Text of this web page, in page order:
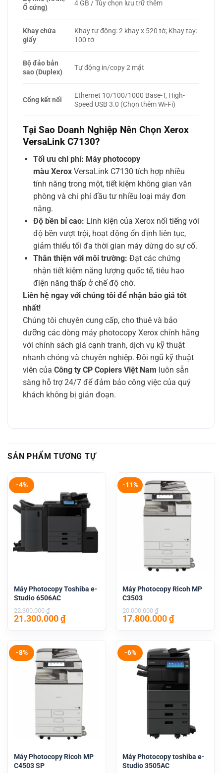
Ổ cứng)
4 GB / Tùy chọn lưu trữ thêm
Khay chứa
giấy
Khay tự động: 2 khay x 520 tờ; Khay tay:
100 tờ
Bộ đảo bản
sao (Duplex)
Tự động in/copy 2 mặt
Cổng kết nối
Ethernet 10/100/1000 Base-T, High-
Speed USB 3.0 (Chọn thêm Wi-Fi)
Tại Sao Doanh Nghiệp Nên Chọn Xerox
VersaLink C7130?
Tối ưu chi phí: Máy photocopy
màu XeroxVersaLink C7130 tích hợp nhiều
tính năng trong một, tiết kiệm không gian văn
phòng và chi phí đầu tư nhiều loại máy đơn
năng.
Độ bền bỉ cao: Linh kiện của Xerox nổi tiếng với
độ bền vượt trội, hoạt động ổn định liên tục,
giảm thiểu tối đa thời gian máy dừng do sự cố.
Thân thiện với môi trường: Đạt các chứng
nhận tiết kiệm năng lượng quốc tế, tiêu hao
điện năng thấp ở chế độ chờ.
Liên hệ ngay với chúng tôi để nhận báo giá tốt
nhất!
Chúng tôi chuyên cung cấp, cho thuê và bảo
dưỡng các dòng máy photocopy Xerox chính hãng
với chính sách giá cạnh tranh, dịch vụ kỹ thuật
nhanh chóng và chuyên nghiệp. Đội ngũ kỹ thuật
viên của Công ty CP Copiers Việt Nam luôn sẵn
sàng hỗ trợ 24/7 để đảm bảo công việc của quý
khách không bị gián đoạn.
SẢN PHẨM TƯƠNG TỰ
-4%
Máy Photocopy Toshiba e-
Studio 6506AC
22.300.000₫
Giá
22.300.000 ₫.
21.300.000₫Giá
hiện
21.300.000 ₫.
-11%
Máy Photocopy Ricoh MP
C3503
20.000.000₫
Giá
20.000.000 ₫.
17.800.000₫Giá
hiện
17.800.000
-8%
Máy Photocopy Ricoh MP
C4503 SP
-6%
Máy Photocopy toshiba e-
Studio 3505AC